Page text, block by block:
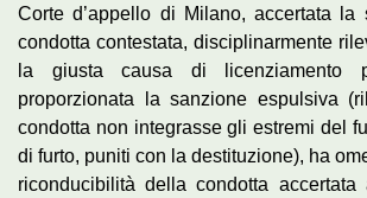
Corte d’appello di Milano, accertata la
condotta contestata, disciplinarmente
la giusta causa di licenziamento
proporzionata la sanzione espulsiva
condotta non integrasse gli estremi del
di furto, puniti con la destituzione), ha
riconducibilità della condotta